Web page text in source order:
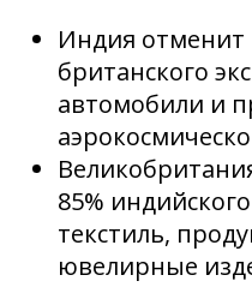
Индия
британского
автомобили и
85%
текстиль,
ювелирные